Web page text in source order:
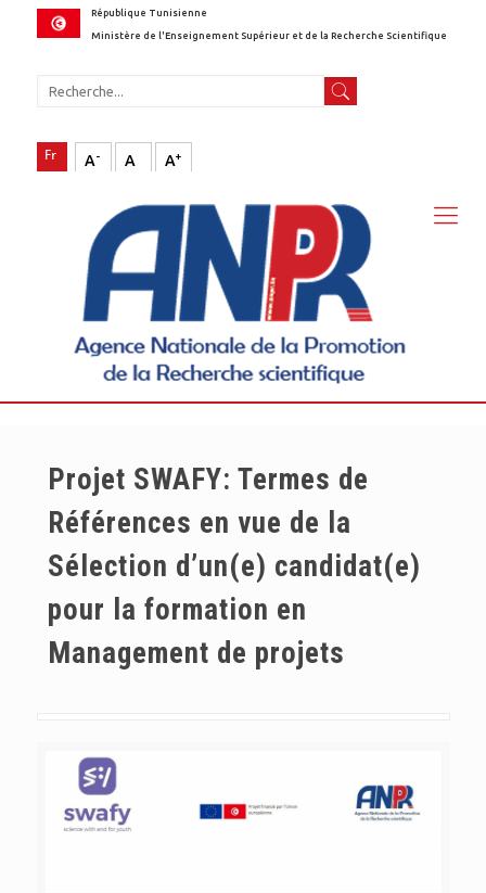
République Tunisienne
Ministère de l'Enseignement Supérieur et de la Recherche Scientifique
A- A A+
Projet SWAFY: Termes de
Références en vue de la
Sélection d’un(e) candidat(e)
pour la formation en
Management de projets